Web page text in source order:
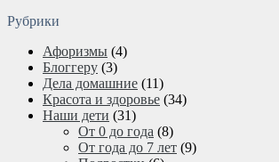
Рубрики
Афоризмы (4)
Блоггеру (3)
Дела домашние (11)
Красота и здоровье (34)
Наши дети (31)
От 0 до года (8)
От года до 7 лет (9)